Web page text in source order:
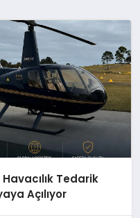
Tedarik
Açılıyor